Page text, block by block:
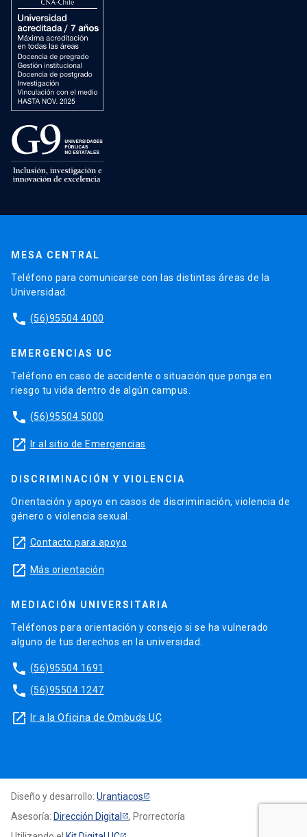
MESA CENTRAL
Teléfono para comunicarse con las distintas áreas de la
Universidad.
phone (56)95504 4000
EMERGENCIAS UC
Teléfono en caso de accidente o situación que ponga en
riesgo tu vida dentro de algún campus.
phone (56)95504 5000
launch Ir al sitio de Emergencias
DISCRIMINACIÓN Y VIOLENCIA
Orientación y apoyo en casos de discriminación, violencia de
género o violencia sexual.
launch Contacto para apoyo
launch Más orientación
MEDIACIÓN UNIVERSITARIA
Teléfonos para orientación y consejo si se ha vulnerado
alguno de tus derechos en la universidad.
phone (56)95504 1691
phone (56)95504 1247
launch Ir a la Oficina de Ombuds UC
Diseño y desarrollo: Urantiacos
Asesoría: Dirección Digital
, Prorrectoría